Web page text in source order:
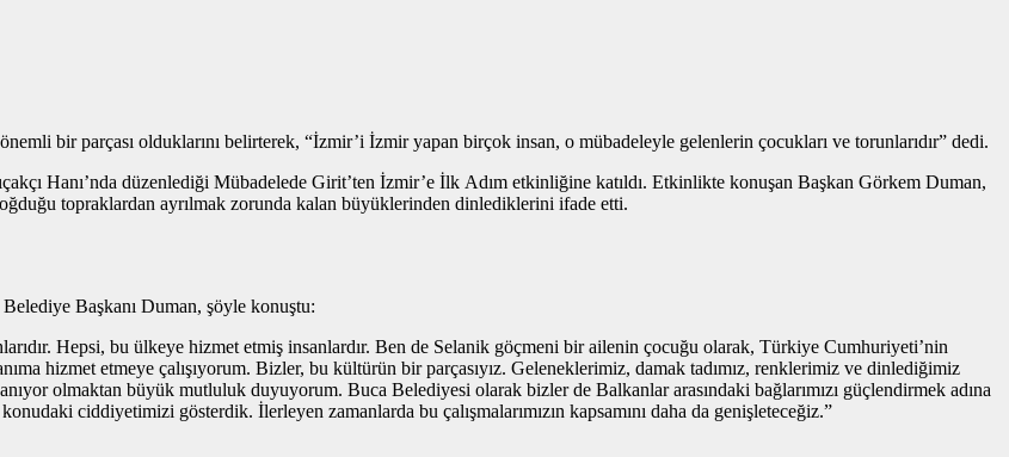
bir parçası olduklarını belirterek, “İzmir’i İzmir yapan birçok insan, o mübadeleyle gelenlerin çocukları ve torunlarıdır” dedi.
Hanı’nda düzenlediği Mübadelede Girit’ten İzmir’e İlk Adım etkinliğine katıldı. Etkinlikte konuşan Başkan Görkem Duman,
topraklardan ayrılmak zorunda kalan büyüklerinden dinlediklerini ifade etti.
Başkanı Duman, şöyle konuştu:
Hepsi, bu ülkeye hizmet etmiş insanlardır. Ben de Selanik göçmeni bir ailenin çocuğu olarak, Türkiye Cumhuriyeti’nin
hizmet etmeye çalışıyorum. Bizler, bu kültürün bir parçasıyız. Geleneklerimiz, damak tadımız, renklerimiz ve dinlediğimiz
olmaktan büyük mutluluk duyuyorum. Buca Belediyesi olarak bizler de Balkanlar arasındaki bağlarımızı güçlendirmek adına
ciddiyetimizi gösterdik. İlerleyen zamanlarda bu çalışmalarımızın kapsamını daha da genişleteceğiz.”